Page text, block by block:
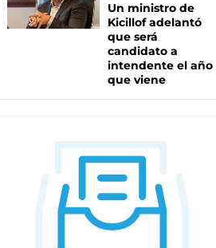
Un ministro de
Kicillof adelantó
que será
candidato a
intendente el año
que viene